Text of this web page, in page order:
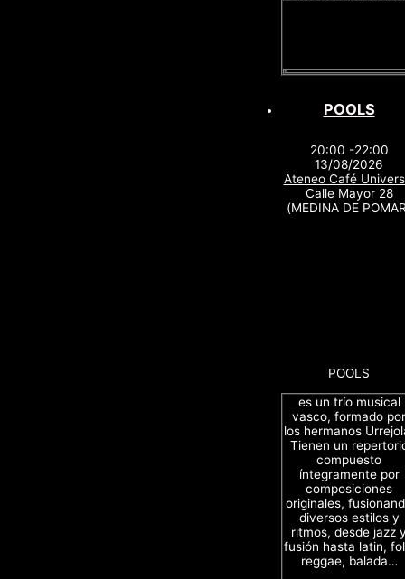
POOLS
20:00 -22:00
13/08/2026
Ateneo Café
Calle Mayor 28
(MEDINA DE
POOLS
es un trío musical
vasco, formado por
los hermanos
Tienen un
compuesto
íntegramente por
composiciones
originales,
diversos estilos y
ritmos, desde jazz
fusión hasta latin,
reggae, balada…